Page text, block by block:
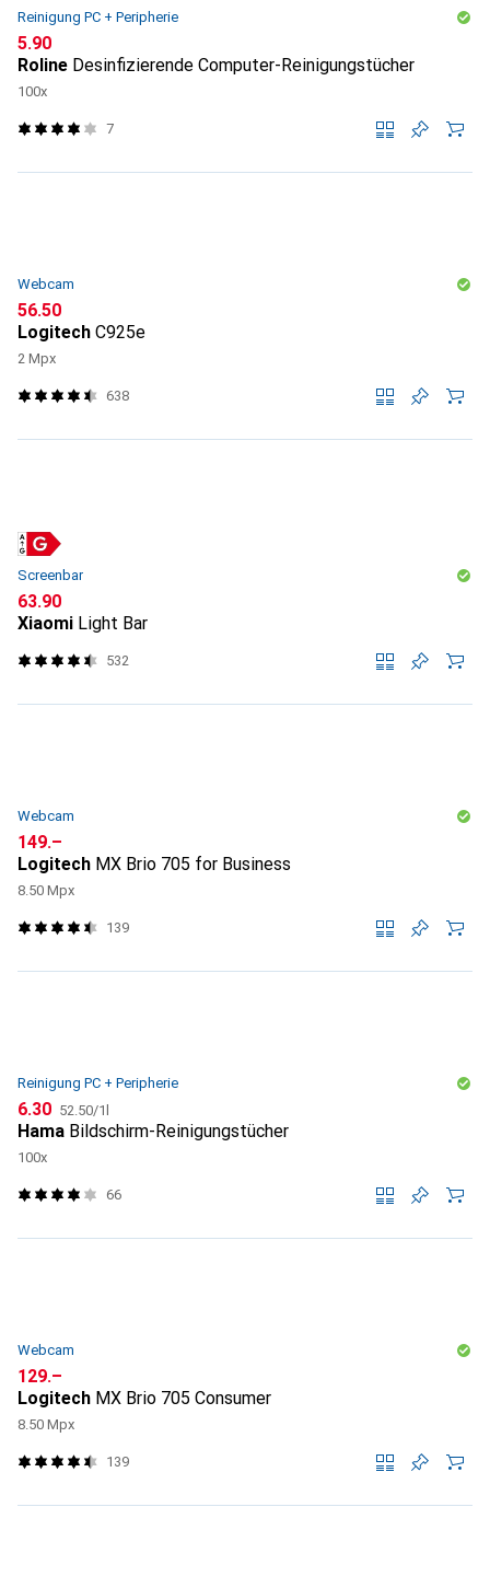
Reinigung PC + Peripherie
CHF
5.90
Roline Desinfizierende Computer-Reinigungstücher
100x
7
Webcam
CHF
56.50
Logitech C925e
2 Mpx
638
Screenbar
CHF
63.90
Xiaomi Light Bar
532
Webcam
CHF
149.–
Logitech MX Brio 705 for Business
8.50 Mpx
139
Reinigung PC + Peripherie
CHF
6.30 CHF
52.50/1l
Hama Bildschirm-Reinigungstücher
100x
66
Webcam
CHF
129.–
Logitech MX Brio 705 Consumer
8.50 Mpx
139